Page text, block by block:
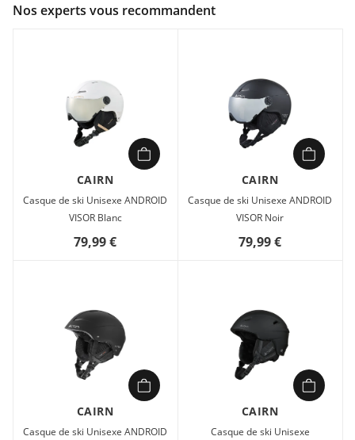
Nos experts vous recommandent
CAIRN
Casque de ski Unisexe ANDROID
VISOR Blanc
79,99 €
CAIRN
Casque de ski Unisexe ANDROID
VISOR Noir
79,99 €
CAIRN
Casque de ski Unisexe ANDROID
CAIRN
Casque de ski Unisexe